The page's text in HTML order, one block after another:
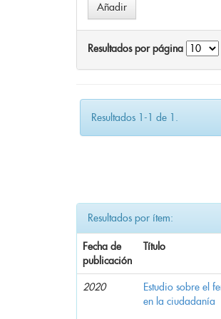
Resultados por página
Resultados 1-1 de 1.
Resultados por ítem:
Fecha de
publicación
Título
2020
Estudio sobre el
en la ciudadanía